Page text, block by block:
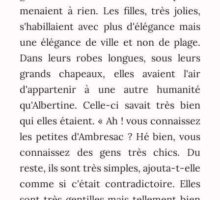
menaient à rien. Les filles, très jolies,
s'habillaient avec plus d'élégance mais
une élégance de ville et non de plage.
Dans leurs robes longues, sous leurs
grands chapeaux, elles avaient l'air
d'appartenir à une autre humanité
qu'Albertine. Celle-ci savait très bien
qui elles étaient. « Ah ! vous connaissez
les petites d'Ambresac ? Hé bien, vous
connaissez des gens très chics. Du
reste, ils sont très simples, ajouta-t-elle
comme si c'était contradictoire. Elles